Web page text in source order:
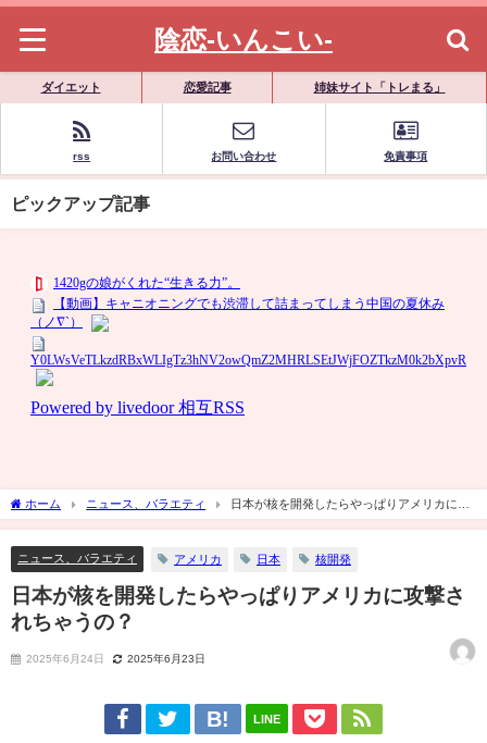
陰恋-いんこい-
ダイエット 恋愛記事 姉妹サイト「トレまる」
rss お問い合わせ 免責事項
ピックアップ記事
ホーム ニュース、バラエティ
日本が核を開発したらやっぱりアメリカに攻
撃されちゃうの？
ニュース、バラエティ アメリカ 日本 核開発
日本が核を開発したらやっぱりアメリカに攻撃さ
れちゃうの？
2025年6月24日 2025年6月23日
LINE